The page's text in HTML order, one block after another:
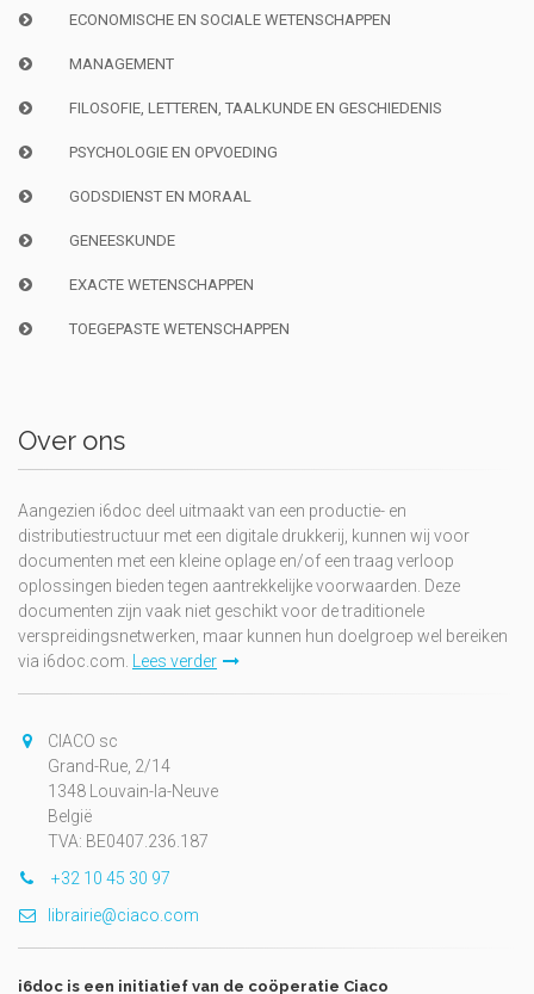
ECONOMISCHE EN SOCIALE WETENSCHAPPEN
MANAGEMENT
FILOSOFIE, LETTEREN, TAALKUNDE EN GESCHIEDENIS
PSYCHOLOGIE EN OPVOEDING
GODSDIENST EN MORAAL
GENEESKUNDE
EXACTE WETENSCHAPPEN
TOEGEPASTE WETENSCHAPPEN
Over ons
Aangezien i6doc deel uitmaakt van een productie- en
distributiestructuur met een digitale drukkerij, kunnen wij voor
documenten met een kleine oplage en/of een traag verloop
oplossingen bieden tegen aantrekkelijke voorwaarden. Deze
documenten zijn vaak niet geschikt voor de traditionele
verspreidingsnetwerken, maar kunnen hun doelgroep wel bereiken
via i6doc.com.
Lees verder
CIACO sc
Grand-Rue, 2/14
1348 Louvain-la-Neuve
België
TVA: BE0407.236.187
+32 10 45 30 97
librairie@ciaco.com
i6doc is een initiatief van de coöperatie Ciaco